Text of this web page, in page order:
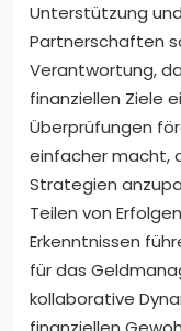
Unterstützung
Partnerschaften
Verantwortung,
finanziellen Ziele
Überprüfungen
einfacher macht,
Strategien
Teilen von
Erkenntnissen
für das
kollaborative